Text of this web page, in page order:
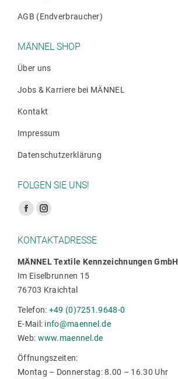
AGB (Endverbraucher)
MÄNNEL SHOP
Über uns
Jobs & Karriere bei MÄNNEL
Kontakt
Impressum
Datenschutzerklärung
FOLGEN SIE UNS!
Finden Sie uns auf:
Facebook
wird
in
einem
neuen
Fenster
geöffnet
Instagram
wird
in
einem
neuen
Fenster
geöffnet
KONTAKTADRESSE
MÄNNEL Textile Kennzeichnungen GmbH
Im Eiselbrunnen 15
76703 Kraichtal
Telefon: +49 (0)7251.9648-0
E-Mail: info@maennel.de
Web: www.maennel.de
Öffnungszeiten:
Montag – Donnerstag: 8.00 – 16.30 Uhr